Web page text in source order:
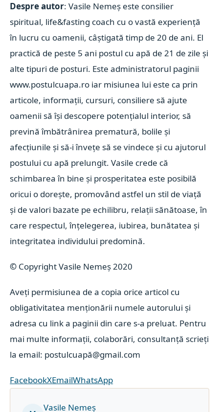
Despre autor: Vasile Nemeș este consilier
spiritual, life&fasting coach cu o vastă experiență
în lucru cu oamenii, câștigată timp de 20 de ani. El
practică de peste 5 ani postul cu apă de 21 de zile și
alte tipuri de posturi. Este administratorul paginii
www.postulcuapa.ro iar misiunea lui este ca prin
articole, informații, cursuri, consiliere să ajute
oamenii să își descopere potențialul interior, să
prevină îmbătrânirea prematură, bolile și
afecțiunile și să-i învețe să se vindece și cu ajutorul
postului cu apă prelungit. Vasile crede că
schimbarea în bine și prosperitatea este posibilă
oricui o dorește, promovând astfel un stil de viață
și de valori bazate pe echilibru, relații sănătoase, în
care respectul, înțelegerea, iubirea, bunătatea și
integritatea individului predomină.
© Copyright Vasile Nemeș 2020
Aveți permisiunea de a copia orice articol cu
obligativitatea menționării numele autorului și
adresa cu link a paginii din care s-a preluat. Pentru
mai multe informații, colaborări, consultanță scrieți
la email: postulcuapă@gmail.com
FacebookXEmailWhatsApp
Vasile Nemeș